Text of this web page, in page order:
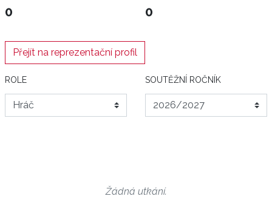
0 0
Přejít na reprezentační profil
ROLE SOUTĚŽNÍ ROČNÍK
Žádná utkání.